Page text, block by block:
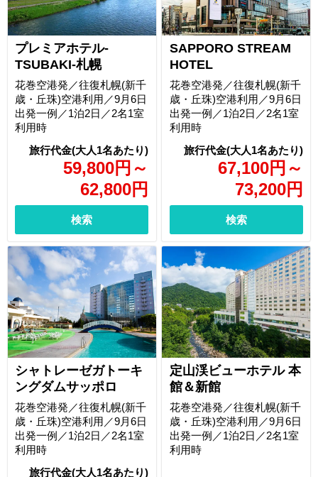
プレミアホテル-
TSUBAKI-札幌
59,800円 ～
62,800円
花巻空港発／往復札幌(新千
歳・丘珠)空港利用／9月6日
出発一例／1泊2日／2名1室
利用時
検索
SAPPORO STREAM
HOTEL
67,100円 ～
73,200円
花巻空港発／往復札幌(新千
歳・丘珠)空港利用／9月6日
出発一例／1泊2日／2名1室
利用時
検索
シャトレーゼガトーキ
ングダムサッポロ
花巻空港発／往復札幌(新千
歳・丘珠)空港利用／9月6日
出発一例／1泊2日／2名1室
利用時
定山渓ビューホテル 本
館＆新館
花巻空港発／往復札幌(新千
歳・丘珠)空港利用／9月6日
出発一例／1泊2日／2名1室
利用時